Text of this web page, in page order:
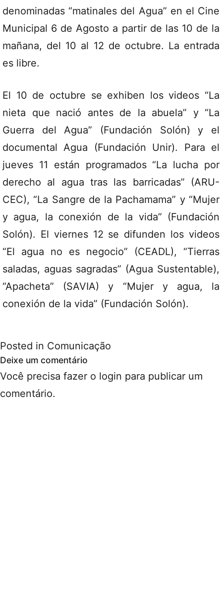
denominadas “matinales del Agua” en el Cine
Municipal 6 de Agosto a partir de las 10 de la
mañana, del 10 al 12 de octubre. La entrada
es libre.
El 10 de octubre se exhiben los videos “La
nieta que nació antes de la abuela” y “La
Guerra del Agua” (Fundación Solón) y el
documental Agua (Fundación Unir). Para el
jueves 11 están programados “La lucha por
derecho al agua tras las barricadas” (ARU-
CEC), “La Sangre de la Pachamama” y “Mujer
y agua, la conexión de la vida” (Fundación
Solón). El viernes 12 se difunden los videos
“El agua no es negocio” (CEADL), “Tierras
saladas, aguas sagradas” (Agua Sustentable),
“Apacheta” (SAVIA) y “Mujer y agua, la
conexión de la vida” (Fundación Solón).
Posted in Comunicação
Deixe um comentário
Você precisa fazer o login para publicar um
comentário.